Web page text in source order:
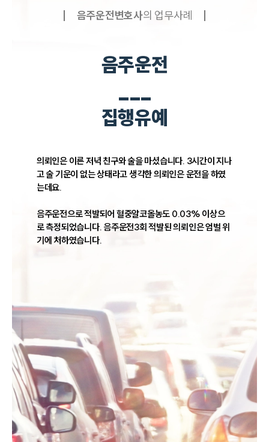
음주운전변호사의 업무사례
음주운전
___
집행유예
의뢰인은 이른 저녁 친구와 술을 마셨습니다. 3시간이 지나
고 술 기운이 없는 상태라고 생각한 의뢰인은 운전을 하였
는데요.
음주운전으로 적발되어 혈중알코올농도 0.03% 이상으
로 측정되었습니다. 음주운전3회 적발된 의뢰인은 엄벌 위
기에 처하였습니다.